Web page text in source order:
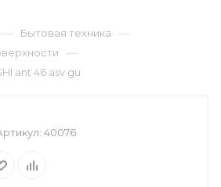
— Бытовая техника —
—
ant 46 asv gu
40076